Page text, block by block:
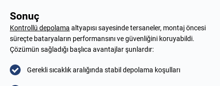
Sonuç
Kontrollü depolama altyapısı sayesinde tersaneler, montaj öncesi
süreçte bataryaların performansını ve güvenliğini koruyabildi.
Çözümün sağladığı başlıca avantajlar şunlardır:
Gerekli sıcaklık aralığında stabil depolama koşulları